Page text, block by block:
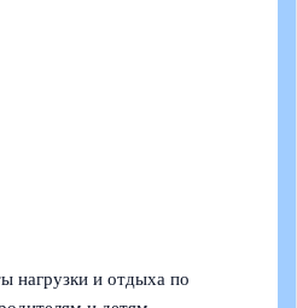
нагрузки и отдыха по